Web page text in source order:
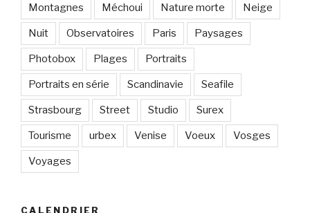
Montagnes Méchoui Nature morte Neige
Nuit Observatoires Paris Paysages
Photobox Plages Portraits
Portraits en série Scandinavie Seafile
Strasbourg Street Studio Surex
Tourisme urbex Venise Voeux Vosges
Voyages
CALENDRIER